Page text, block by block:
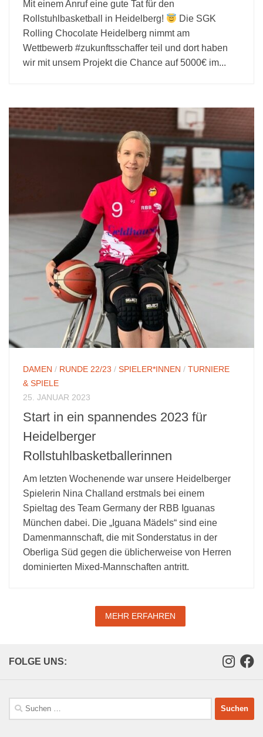
Mit einem Anruf eine gute Tat für den
Rollstuhlbasketball in Heidelberg!
Die SGK
Rolling Chocolate Heidelberg nimmt am
Wettbewerb #zukunftsschaffer teil und dort haben
wir mit unsem Projekt die Chance auf 5000€ im...
DAMEN / RUNDE 22/23 / SPIELER*INNEN / TURNIERE
& SPIELE
25. JANUAR 2023
Start in ein spannendes 2023 für
Heidelberger
Rollstuhlbasketballerinnen
Am letzten Wochenende war unsere Heidelberger
Spielerin Nina Challand erstmals bei einem
Spieltag des Team Germany der RBB Iguanas
München dabei. Die „Iguana Mädels“ sind eine
Damenmannschaft, die mit Sonderstatus in der
Oberliga Süd gegen die üblicherweise von Herren
dominierten Mixed-Mannschaften antritt.
MEHR ERFAHREN
FOLGE UNS:
Suchen
nach: